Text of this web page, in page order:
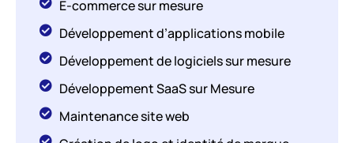
E-commerce sur mesure
Développement d’applications mobile
Développement de logiciels sur mesure
Développement SaaS sur Mesure
Maintenance site web